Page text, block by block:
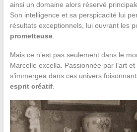
ainsi un domaine alors réservé
Son intelligence et sa perspicacité lui
résultats exceptionnels, lui ouvrant les
prometteuse.
Mais ce n’est pas seulement dans le
Marcelle excella. Passionnée par l’art
s’immergea dans ces univers
esprit créatif.